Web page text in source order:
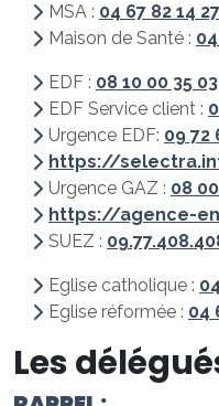
MSA : 04 67 82 14 27
Maison de Santé :
EDF : 08 10 00 35 03
EDF Service client :
Urgence EDF: 09 72
https://
Urgence GAZ : 08
https://agence-
SUEZ :
Eglise catholique :
Eglise réformée : 04
Les